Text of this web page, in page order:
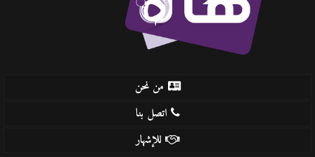
من نحن
اتصل بنا
للإشهار